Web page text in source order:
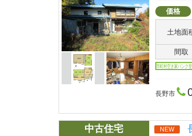
価格
土地面
間取
市町村空き家バンク
長野市
中古住宅 NEW